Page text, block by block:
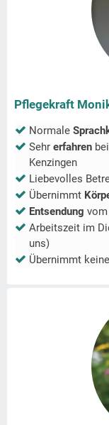
Pflegekraft
Normale
Sehr erfahren bei
Kenzingen
Liebevolles
Übernimmt
Entsendung vom
Arbeitszeit im
uns)
Übernimmt keine